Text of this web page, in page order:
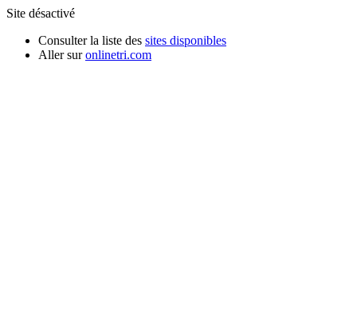
Site désactivé
Consulter la liste des sites disponibles
Aller suronlinetri.com